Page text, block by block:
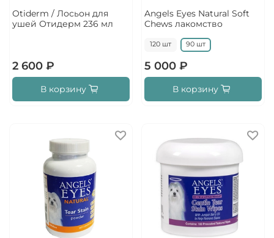
Otiderm / Лосьон для
ушей Отидерм 236 мл
2 600 ₽
В корзину
Angels Eyes Natural Soft
Chews лакомство
120 шт 90 шт
5 000 ₽
В корзину